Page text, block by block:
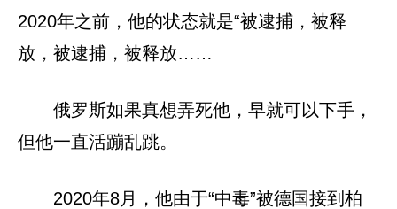
2020年之前，他的状态就是“被逮捕，被释
放，被逮捕，被释放……
俄罗斯如果真想弄死他，早就可以下手，
但他一直活蹦乱跳。
2020年8月，他由于“中毒”被德国接到柏